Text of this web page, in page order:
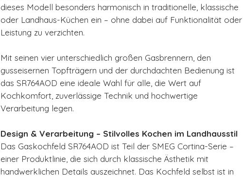
dieses Modell besonders harmonisch in traditionelle, klassische
oder Landhaus-Küchen ein – ohne dabei auf Funktionalität oder
Leistung zu verzichten.
Mit seinen vier unterschiedlich großen Gasbrennern, den
gusseisernen Topfträgern und der durchdachten Bedienung ist
das SR764AOD eine ideale Wahl für alle, die Wert auf
Kochkomfort, zuverlässige Technik und hochwertige
Verarbeitung legen.
Design & Verarbeitung – Stilvolles Kochen im Landhausstil
Das Gaskochfeld SR764AOD ist Teil der SMEG Cortina-Serie –
einer Produktlinie, die sich durch klassische Ästhetik mit
handwerklichen Details auszeichnet. Das Kochfeld selbst ist in